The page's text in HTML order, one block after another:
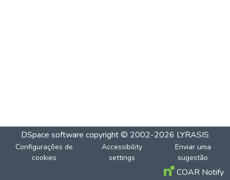
DSpace software copyright © 2002-2026 LYRASIS
Configurações de
cookies
Accessibility
settings
Enviar uma
sugestão
COAR Notify